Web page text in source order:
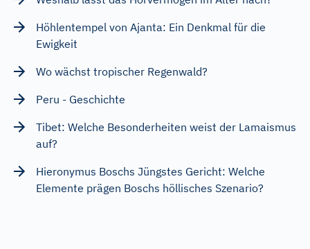
Höhlentempel von Ajanta: Ein Denkmal für die
Ewigkeit
Wo wächst tropischer Regenwald?
Peru - Geschichte
Tibet: Welche Besonderheiten weist der Lamaismus
auf?
Hieronymus Boschs Jüngstes Gericht: Welche
Elemente prägen Boschs höllisches Szenario?